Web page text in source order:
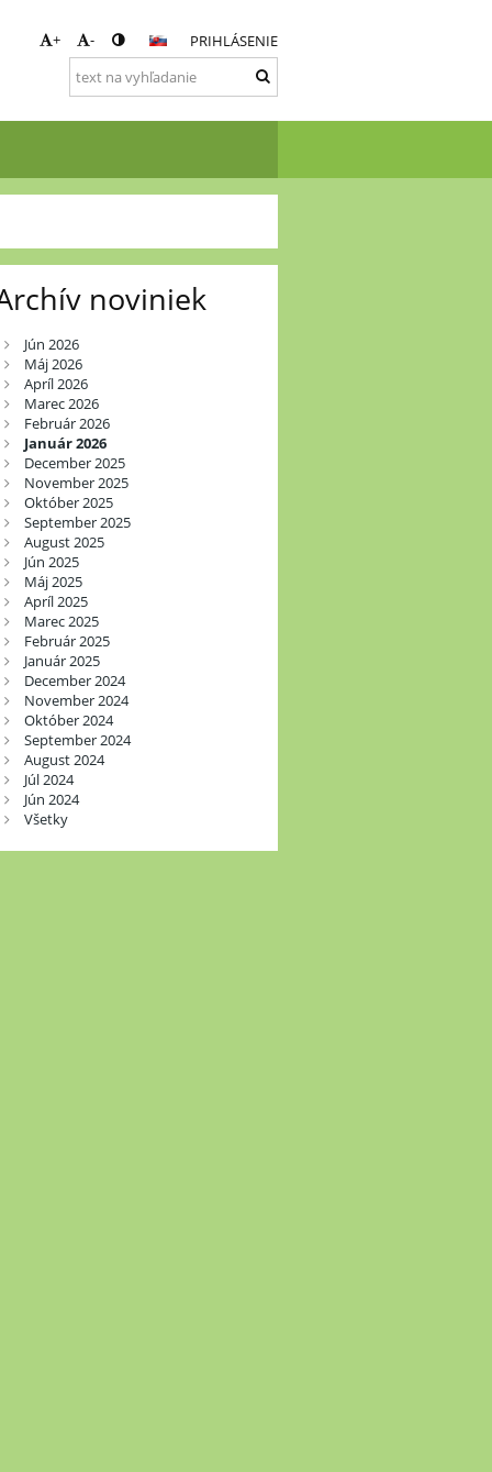
+ - PRIHLÁSENIE
noviniek
Jún 2026
Máj 2026
Apríl 2026
Marec 2026
Február 2026
Január 2026
December 2025
November 2025
Október 2025
September 2025
August 2025
Jún 2025
Máj 2025
Apríl 2025
Marec 2025
Február 2025
Január 2025
December 2024
November 2024
Október 2024
September 2024
August 2024
Júl 2024
Jún 2024
Všetky